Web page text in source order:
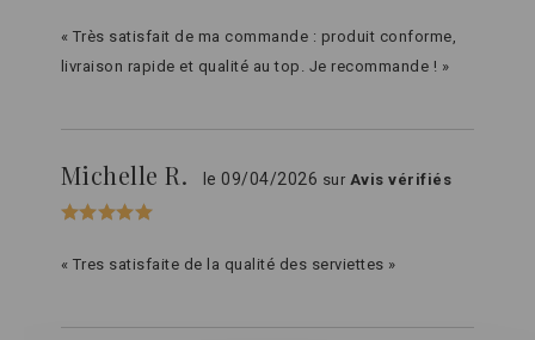
« Très satisfait de ma commande : produit conforme,
livraison rapide et qualité au top. Je recommande ! »
Michelle R. le 09/04/2026 sur Avis vérifiés
« Tres satisfaite de la qualité des serviettes »